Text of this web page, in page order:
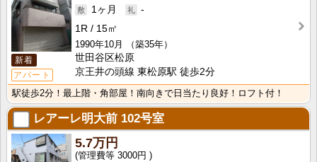
新着
アパート
1ヶ月
-
1R
15㎡
1990年10月
（築35年）
世田谷区松原
京王井の頭線 東松原駅 徒歩2分
駅徒歩2分！最上階・角部屋！南向きで日当たり良好！ロフト付！
レアーレ明大前 102号室
5.7万円
3000円